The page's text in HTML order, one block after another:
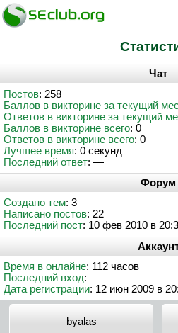
Чат
Постов: 258
Баллов в викторине за текущий
Ответов в викторине за текущий
Баллов в викторине всего: 0
Ответов в викторине всего: 0
Лучшее время: 0 секунд
Последний ответ: —
Форум
Создано тем: 3
Написано постов: 22
Последний пост: 10 фев 2010 в
Время в онлайне: 112 часов
Последний вход: —
Дата регистрации: 12 июн 2009 в
byalas